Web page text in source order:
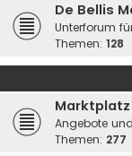
De Bellis
Unterforum
Themen: 128
Marktplatz
Angebote
Themen: 277